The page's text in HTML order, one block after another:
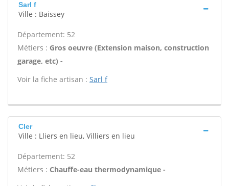
Sarl f
Ville : Baissey
Département: 52
Métiers : Gros oeuvre (Extension maison, construction
garage, etc) -
Voir la fiche artisan : Sarl f
Cler
Ville : Lliers en lieu, Villiers en lieu
Département: 52
Métiers : Chauffe-eau thermodynamique -